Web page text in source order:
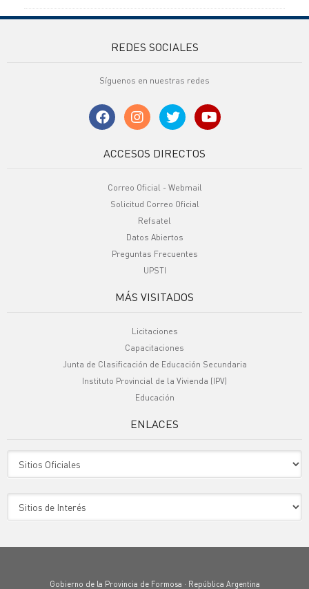
REDES SOCIALES
Síguenos en nuestras redes
ACCESOS DIRECTOS
Correo Oficial - Webmail
Solicitud Correo Oficial
Refsatel
Datos Abiertos
Preguntas Frecuentes
UPSTI
MÁS VISITADOS
Licitaciones
Capacitaciones
Junta de Clasificación de Educación Secundaria
Instituto Provincial de la Vivienda (IPV)
Educación
ENLACES
Gobierno de la Provincia de Formosa · República Argentina